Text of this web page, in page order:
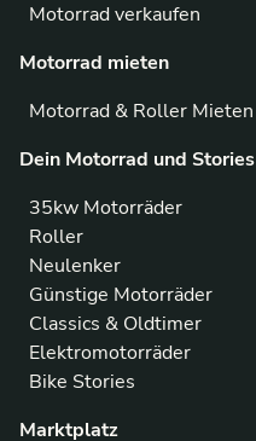
Motorrad verkaufen
Motorrad mieten
Motorrad & Roller Mieten
Dein Motorrad und Stories
35kw Motorräder
Roller
Neulenker
Günstige Motorräder
Classics & Oldtimer
Elektromotorräder
Bike Stories
Marktplatz